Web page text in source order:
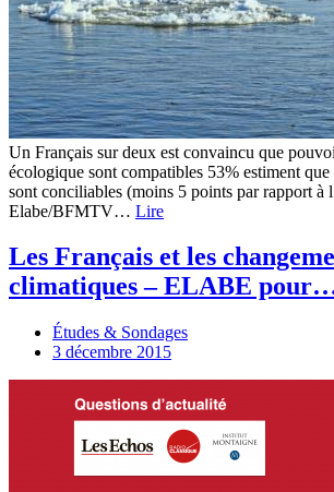
Un Français sur deux est convaincu que
écologique sont compatibles 53% estiment
sont conciliables (moins 5 points par rapport à
Elabe/BFMTV… Lire
Les Français et les
climatiques – ELABE
Études & Sondages
3 décembre 2015